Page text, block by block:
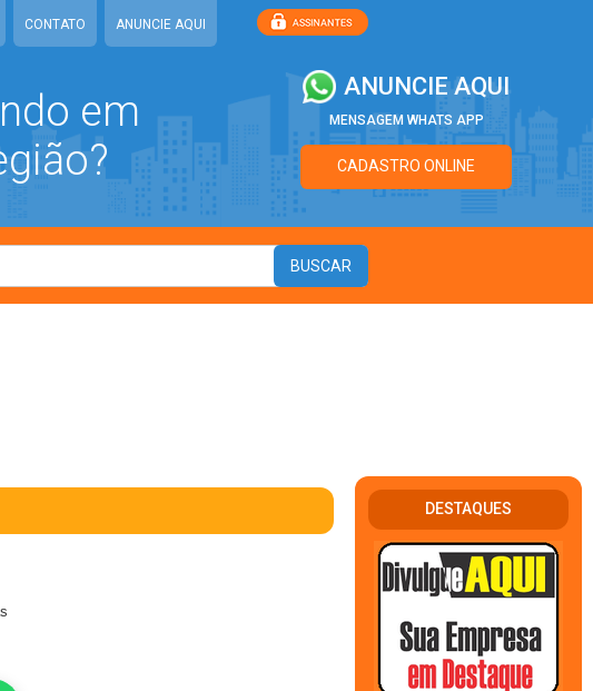
CONTATO ANUNCIE AQUI
em
ANUNCIE AQUI
MENSAGEM WHATS APP
CADASTRO ONLINE
DESTAQUES